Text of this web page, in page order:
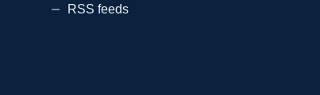
RSS feeds